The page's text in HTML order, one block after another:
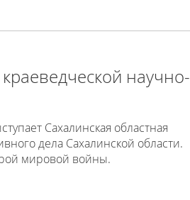
научно-
Сахалинская областная
дела Сахалинской области.
мировой войны.